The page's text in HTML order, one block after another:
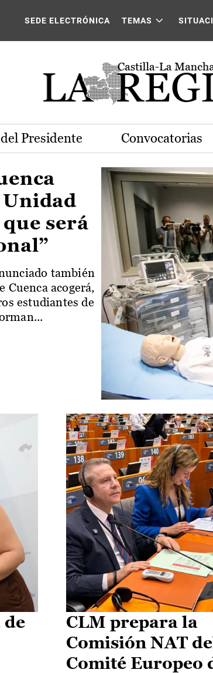
Castilla-La Mancha
SEDE ELECTRÓNICA TEMAS
Presidente Convocatorias
será
también
acogerá,
estudiantes de
de
CLM prepara la
Comisión NAT
Comité Europeo